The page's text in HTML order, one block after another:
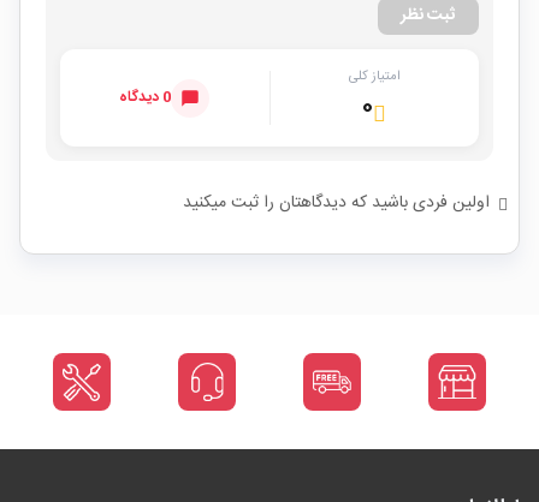
ثبت نظر
امتیاز کلی
۰ 0 دیدگاه
اولین فردی باشید که دیدگاهتان را ثبت میکنید